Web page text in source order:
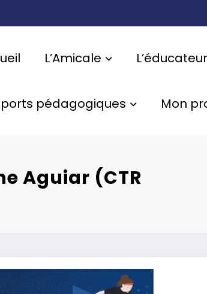
L’Amicale L’éducateur
pédagogiques Mon
Aguiar (CTR